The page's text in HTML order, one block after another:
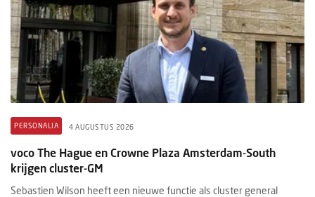
PERSONALIA 4 AUGUSTUS 2026
voco The Hague en Crowne Plaza Amsterdam-South
krijgen cluster-GM
Sebastien Wilson heeft een nieuwe functie als cluster general